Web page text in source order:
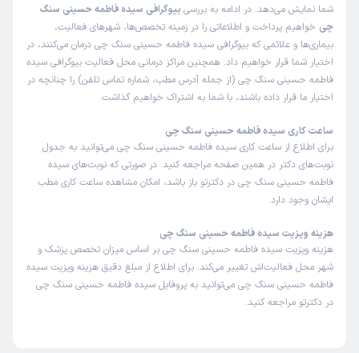
شما نمایش می‌دهد. در ادامه به بررسی بیوگرافی سیده فاطمه حسینی سنگ
چی خواهیم پرداخت و اطلاعاتی را در زمینه تخصص‌ها، شهرهای فعالیت،
بیماری‌ها و علائمی که بیوگرافی سیده فاطمه حسینی سنگ چی درمان می‌کنند، در
اختیار شما قرار خواهیم داد. همچنین مراکز درمانی محل فعالیت بیوگرافی سیده
فاطمه حسینی سنگ چی (از جمله آدرس مطب، شماره تماس تلفن) را چنانچه در
اختیار ما قرار داده باشند، با شما به اشتراک خواهیم گذاشت.
ساعت کاری سیده فاطمه حسینی سنگ چی
برای اطلاع از ساعت کاری سیده فاطمه حسینی سنگ چی می‌توانید به جدول
نوبت‌های دکتر در همین صفحه مراجعه کنید. در صورتی که نوبت‌های سیده
فاطمه حسینی سنگ چی در دکترتو باز باشد، امکان مشاهده ساعت کاری مطب
ایشان وجود دارد.
هزینه ویزیت سیده فاطمه حسینی سنگ چی
هزینه ویزیت سیده فاطمه حسینی سنگ چی بر اساس میزان تخصص پزشک و
شهر محل فعالیت‌اش تغییر می‌کند. برای اطلاع از مبلغ دقیق هزینه ویزیت سیده
فاطمه حسینی سنگ چی می‌توانید به پروفایل سیده فاطمه حسینی سنگ چی
در دکترتو مراجعه کنید.